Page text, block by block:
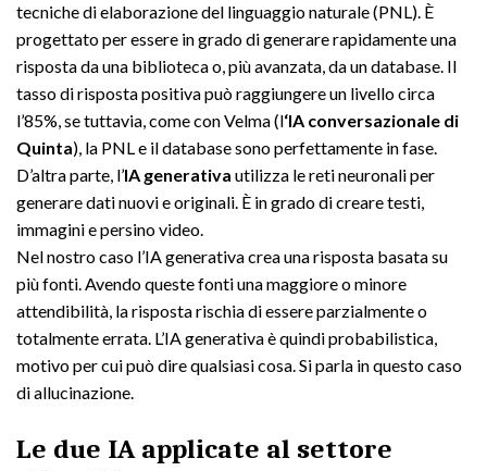
tecniche di elaborazione del linguaggio naturale (PNL). È
progettato per essere in grado di generare rapidamente una
risposta da una biblioteca o, più avanzata, da un database. Il
tasso di risposta positiva può raggiungere un livello circa
l’85%, se tuttavia, come con Velma (l‘IA conversazionale di
Quinta), la PNL e il database sono perfettamente in fase.
D’altra parte, l’IA generativa utilizza le reti neuronali per
generare dati nuovi e originali. È in grado di creare testi,
immagini e persino video.
Nel nostro caso l’IA generativa crea una risposta basata su
più fonti. Avendo queste fonti una maggiore o minore
attendibilità, la risposta rischia di essere parzialmente o
totalmente errata. L’IA generativa è quindi probabilistica,
motivo per cui può dire qualsiasi cosa. Si parla in questo caso
di allucinazione.
Le due IA applicate al settore